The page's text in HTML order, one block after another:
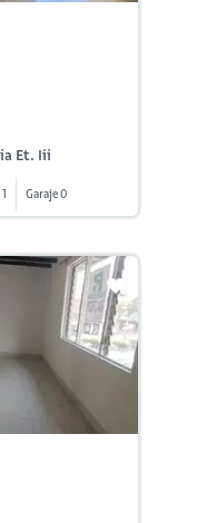
Et. Iii
Garaje 0